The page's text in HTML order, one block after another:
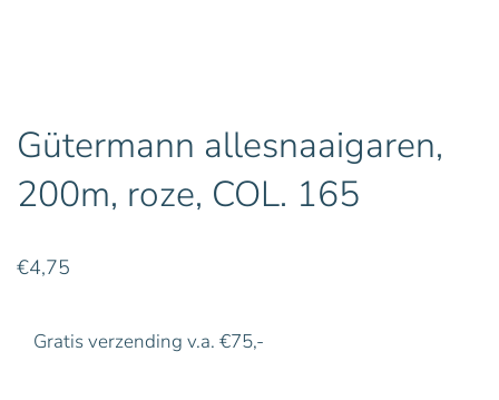
Gütermann allesnaaigaren,
200m, roze, COL. 165
€4,75
Gratis verzending v.a. €75,-